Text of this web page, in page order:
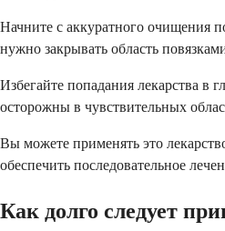
Начните с аккуратного очищения
нужно закрывать область
Избегайте попадания лекарства в
осторожны в чувствительных
Вы можете применять это
обеспечить последовательное
Как долго следует